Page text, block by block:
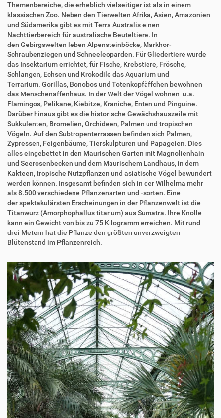
Themenbereiche, die erheblich vielseitiger ist als in einem
klassischen Zoo. Neben den Tierwelten Afrika, Asien, Amazonien
und Südamerika gibt es mit Terra Australis einen
Nachttierbereich für australische Beuteltiere. In
den Gebirgswelten leben Alpensteinböcke, Markhor-
Schraubenziegen und Schneeleoparden. Für Gliedertiere wurde
das Insektarium errichtet, für Fische, Krebstiere, Frösche,
Schlangen, Echsen und Krokodile das Aquarium und
Terrarium. Gorillas, Bonobos und Totenkopfäffchen bewohnen
das Menschenaffenhaus. In der Welt der Vögel wohnen u.a.
Flamingos, Pelikane, Kiebitze, Kraniche, Enten und Pinguine.
Darüber hinaus gibt es die historische Gewächshauszeile mit
Sukkulenten, Bromelien, Orchideen, Palmen und tropischen
Vögeln. Auf den Subtropenterrassen befinden sich Palmen,
Zypressen, Feigenbäume, Tierskulpturen und Papageien. Dies
alles eingebettet in den Maurischen Garten mit Magnolienhain
und Seerosenbecken und dem Maurischem Landhaus, in dem
Kakteen, tropische Nutzpflanzen und asiatische Vögel bewundert
werden können. Insgesamt befinden sich in der Wilhelma mehr
als 8.500 verschiedene Pflanzenarten und -sorten. Eine
der spektakulärsten Erscheinungen in der Pflanzenwelt ist die
Titanwurz (Amorphophallus titanum) aus Sumatra. Ihre Knolle
kann ein Gewicht von bis zu 75 Kilogramm erreichen. Mit rund
drei Metern hat die Pflanze den größten unverzweigten
Blütenstand im Pflanzenreich.